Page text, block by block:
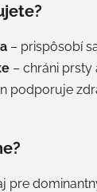
– prispôsobí
– chráni
podporuje
pre